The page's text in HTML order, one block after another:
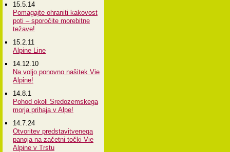
15.5.14
Pomagajte ohraniti kakovost
poti – sporočite morebitne
težave!
15.2.11
Alpine Line
14.12.10
Na voljo ponovno našitek Vie
Alpine!
14.8.1
Pohod okoli Sredozemskega
morja prihaja v Alpe!
14.7.24
Otvoritev predstavitvenega
panoja na začetni točki Vie
Alpine v Trstu